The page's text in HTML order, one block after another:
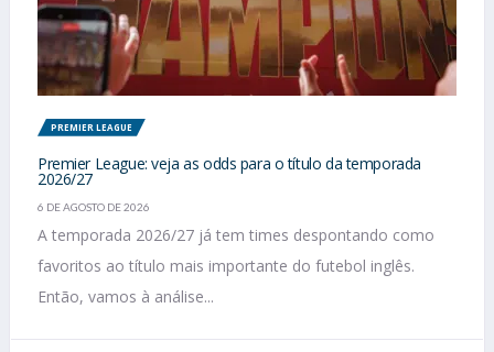
PREMIER LEAGUE
Premier League: veja as odds para o título da temporada
2026/27
6 DE AGOSTO DE 2026
A temporada 2026/27 já tem times despontando como
favoritos ao título mais importante do futebol inglês.
Então, vamos à análise...